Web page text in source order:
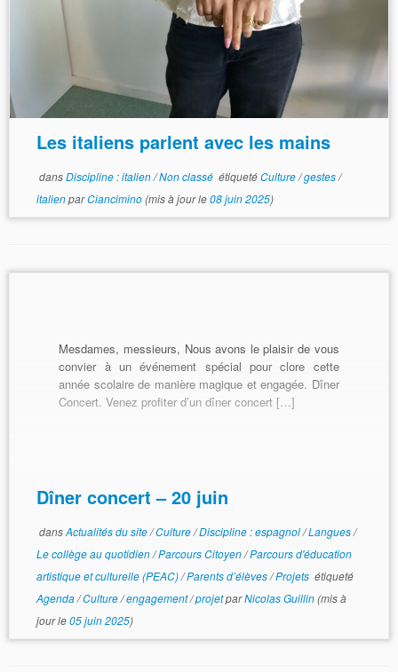
Les italiens parlent avec les mains
dansDiscipline : italien/Non classé étiquetéCulture/gestes/
italienparCiancimino(mis à jour le08 juin 2025)
Mesdames, messieurs, Nous avons le plaisir de vous
convier à un événement spécial pour clore cette
année scolaire de manière magique et engagée. Dîner
Concert. Venez profiter d’un dîner concert […]
Dîner concert – 20 juin
dansActualités du site/Culture/Discipline : espagnol/Langues/
Le collège au quotidien/Parcours Citoyen/Parcours d'éducation
artistique et culturelle (PEAC)/Parents d’élèves/Projets étiqueté
Agenda/Culture/engagement/projetparNicolas Guillin(mis à
jour le05 juin 2025)